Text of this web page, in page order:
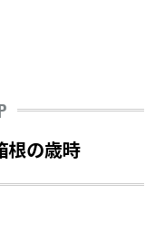
根の歳時